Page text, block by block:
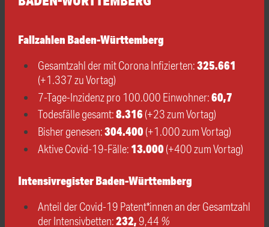
Fallzahlen Baden-Württemberg
Gesamtzahl der mit Corona Infizierten:325.661
(+1.337 zu Vortag)
7-Tage-Inzidenz pro 100.000 Einwohner:60,7
Todesfälle gesamt:8.316 (+23 zum Vortag)
Bisher genesen:304.400(+1.000 zum Vortag)
Aktive Covid-19-Fälle:13.000(+400 zum Vortag)
Intensivregister Baden-Württemberg
Anteil der Covid-19 Patent*innen an der Gesamtzahl
der Intensivbetten:232,9,44 %